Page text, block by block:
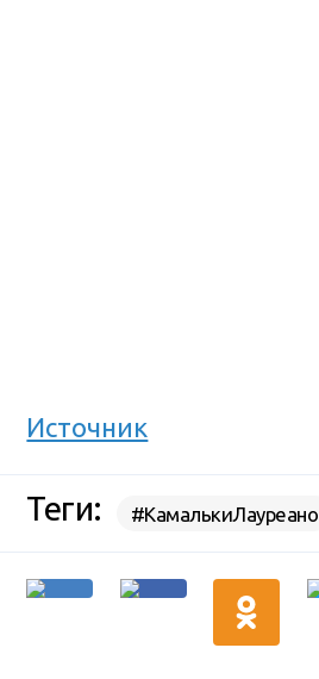
Источник
Теги: #КамалькиЛауреано